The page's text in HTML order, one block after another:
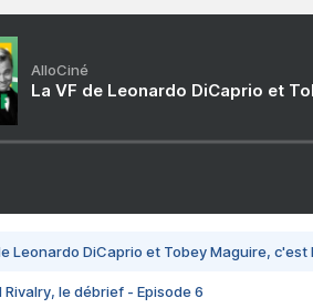
AlloCiné
La VF de Leonardo DiCaprio et
Leonardo DiCaprio et Tobey Maguire,
Rivalry, le débrief - Episode 6